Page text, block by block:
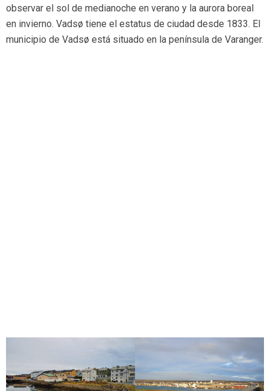
observar el sol de medianoche en verano y la aurora boreal
en invierno. Vadsø tiene el estatus de ciudad desde 1833. El
municipio de Vadsø está situado en la península de Varanger.